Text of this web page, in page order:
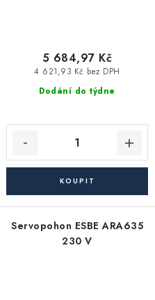
Dodání do týdne
4 621,93 Kč bez DPH
5 684,97 Kč
Servopohon ESBE ARA635
230 V